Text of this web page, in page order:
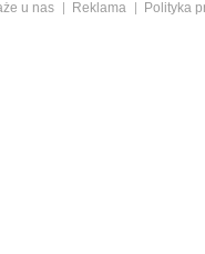
u nas Reklama
Polityka